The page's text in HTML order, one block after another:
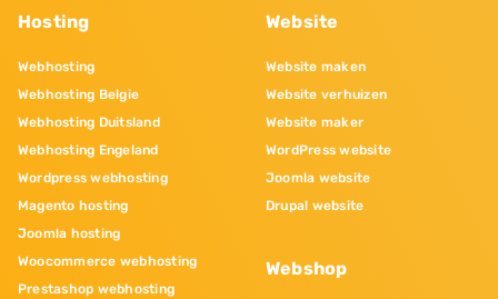
Hosting
Webhosting
Webhosting Belgie
Webhosting Duitsland
Webhosting Engeland
Wordpress webhosting
Magento hosting
Joomla hosting
Woocommerce webhosting
Prestashop webhosting
Website
Website maken
Website verhuizen
Website maker
WordPress website
Joomla website
Drupal website
Webshop